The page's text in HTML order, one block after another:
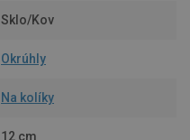
Sklo/Kov
Okrúhly
Na kolíky
12 cm